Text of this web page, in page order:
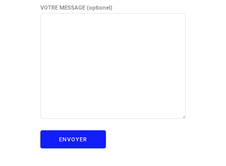
VOTRE MESSAGE (optionel)